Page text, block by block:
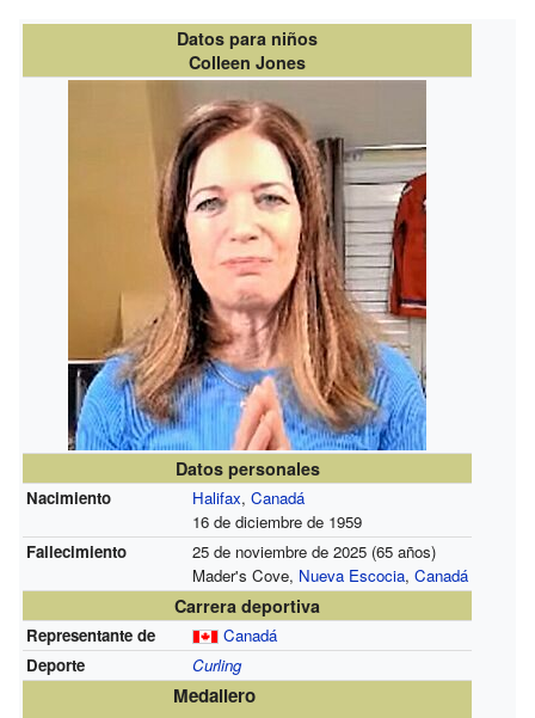
Datos para niños
Colleen Jones
Datos personales
Nacimiento Halifax, Canadá
16 de diciembre de 1959
Fallecimiento
25 de noviembre de 2025 (65 años)
Mader's Cove, Nueva Escocia, Canadá
Carrera deportiva
Representante de
Canadá
Deporte
Curling
Medallero